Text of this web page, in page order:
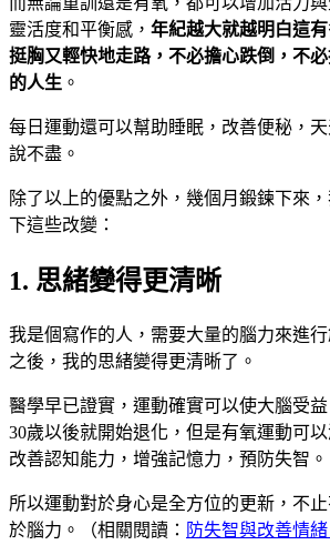
靈活度和平衡感， 年紀越大就越明白這
挺胸又輕快地走路，不必擔心跌倒，不
的人生 。
每日運動還可以幫助睡眠，改善便秘，
說不盡。
除了以上的優點之外，幾個月鍛鍊下來
下這些改變：
1. 思緒變得更清晰
我是個寫作的人，需要大量的腦力來進
之後，我的思緒變得更清晰了。
醫學早已證實，運動確實可以使大腦受
30歲以後就開始退化，但是有氧運動可
改善認知能力，增強記憶力，預防失智。
所以運動對於身心是全方位的更新，不
於腦力。（相關閱讀： 防失智與改善情